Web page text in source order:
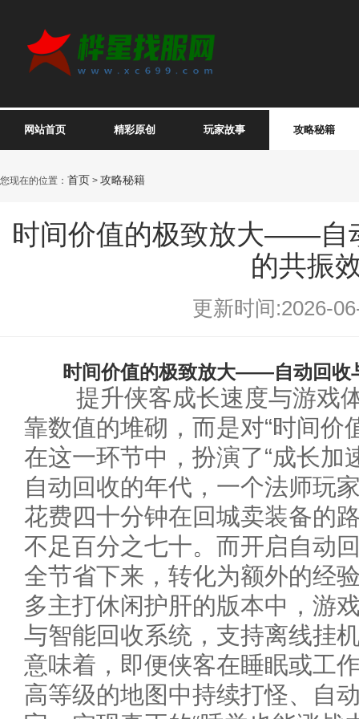
网站首页 精彩原创 玩家故事 攻略秘籍
您现在的位置： 首页 > 攻略秘籍
时间价值的极致放大——自
的共振
更新时间:2026-
时间价值的极致放大——自动回收
提升侠客成长速度与游戏
靠数值的堆砌，而是对“时间价
在这一环节中，扮演了“成长加
自动回收的年代，一个法师玩
花费四十分钟在回城卖装备的
不足百分之七十。而开启自动
全节省下来，转化为额外的经
多主打休闲护肝的版本中，游
与智能回收系统，支持离线挂
意味着，即便侠客在睡眠或工
高等级的地图中持续打怪、自